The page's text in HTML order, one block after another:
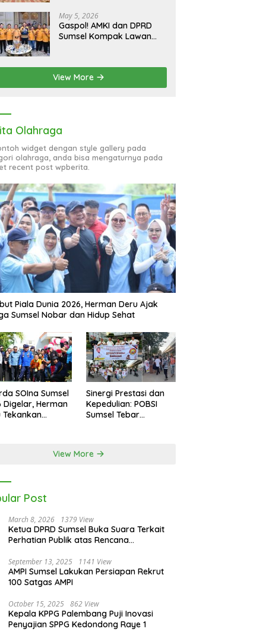
May 5, 2026
Gaspol! AMKI dan DPRD
Sumsel Kompak Lawan
View More
Olahraga
widget dengan style gallery pada
olahraga, anda bisa mengaturnya pada
recent post wpberita.
Piala Dunia 2026, Herman Deru Ajak
Sumsel Nobar dan Hidup Sehat
SOIna Sumsel
Digelar, Herman
Tekankan
Sinergi Prestasi dan
Kepedulian: POBSI
Sumsel Tebar
View More
Post
March 8, 2026 1379 View
Ketua DPRD Sumsel Buka Suara Terkait
Perhatian Publik atas Rencana
September 13, 2025 1141 View
AMPI Sumsel Lakukan Persiapan Rekrut
100 Satgas AMPI
October 15, 2025 862 View
Kepala KPPG Palembang Puji Inovasi
Penyajian SPPG Kedondong Raye 1